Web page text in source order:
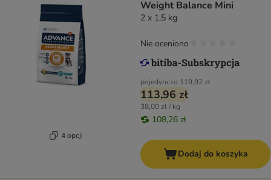
4 opcji
Weight Balance Mini
2 x 1,5 kg
pojedynczo 119,92 zł
113,96 zł
38,00 zł / kg
108,26 zł
Nie oceniono
Dodaj do koszyka